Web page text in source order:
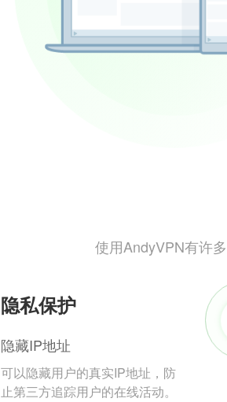
使用AndyVPN有许
隐私保护
隐藏IP地址
可以隐藏用户的真实IP地址，防
止第三方追踪用户的在线活动。